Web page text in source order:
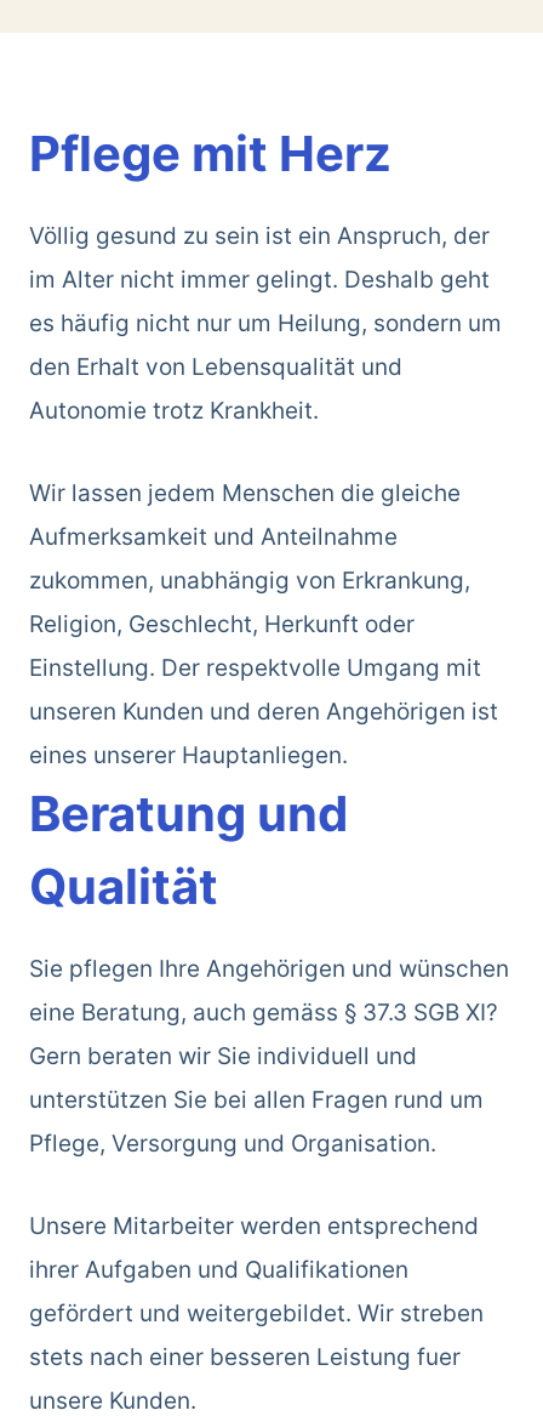
Pflege mit Herz
Völlig gesund zu sein ist ein Anspruch, der
im Alter nicht immer gelingt. Deshalb geht
es häufig nicht nur um Heilung, sondern um
den Erhalt von Lebensqualität und
Autonomie trotz Krankheit.
Wir lassen jedem Menschen die gleiche
Aufmerksamkeit und Anteilnahme
zukommen, unabhängig von Erkrankung,
Religion, Geschlecht, Herkunft oder
Einstellung. Der respektvolle Umgang mit
unseren Kunden und deren Angehörigen ist
eines unserer Hauptanliegen.
Beratung und
Qualität
Sie pflegen Ihre Angehörigen und wünschen
eine Beratung, auch gemäss § 37.3 SGB XI?
Gern beraten wir Sie individuell und
unterstützen Sie bei allen Fragen rund um
Pflege, Versorgung und Organisation.
Unsere Mitarbeiter werden entsprechend
ihrer Aufgaben und Qualifikationen
gefördert und weitergebildet. Wir streben
stets nach einer besseren Leistung fuer
unsere Kunden.